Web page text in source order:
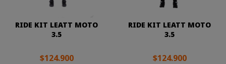
RIDE KIT LEATT MOTO
3.5
$124.900
RIDE KIT LEATT MOTO
3.5
$124.900